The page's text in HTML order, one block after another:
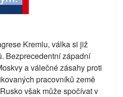
Kremlu, válka si již
Bezprecedentní západní
a válečné zásahy proti
pracovníků země
však může spočívat v